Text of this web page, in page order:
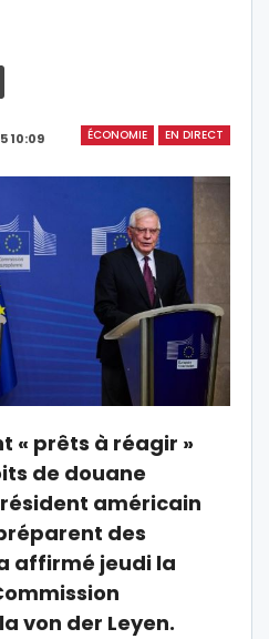
ÉCONOMIE EN DIRECT
10:09
« prêts à réagir »
de douane
américain
des
affirmé jeudi la
von der Leyen.